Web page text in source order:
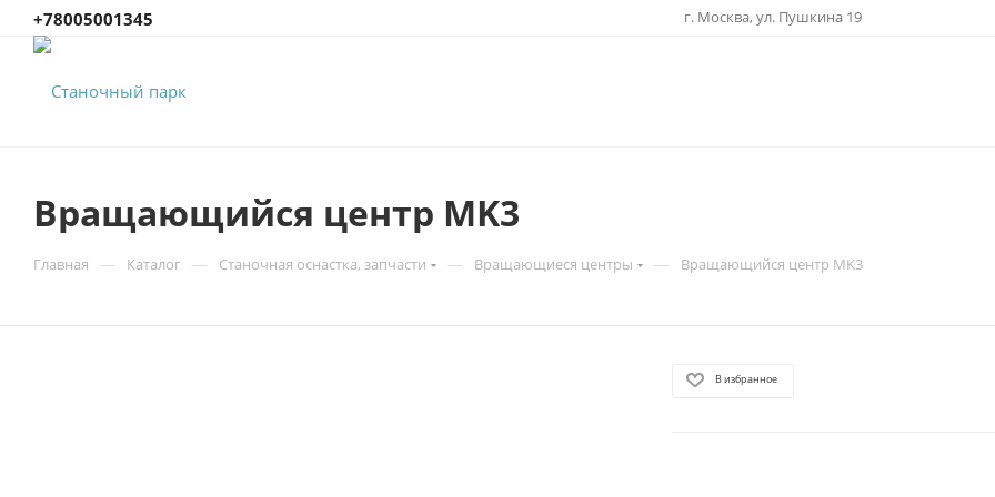
+78005001345 г. Москва, ул. Пушкина 19
Вращающийся центр MK3
Главная — Каталог — Станочная оснастка, запчасти — Вращающиеся центры — Вращающийся центр MK3
В избранное